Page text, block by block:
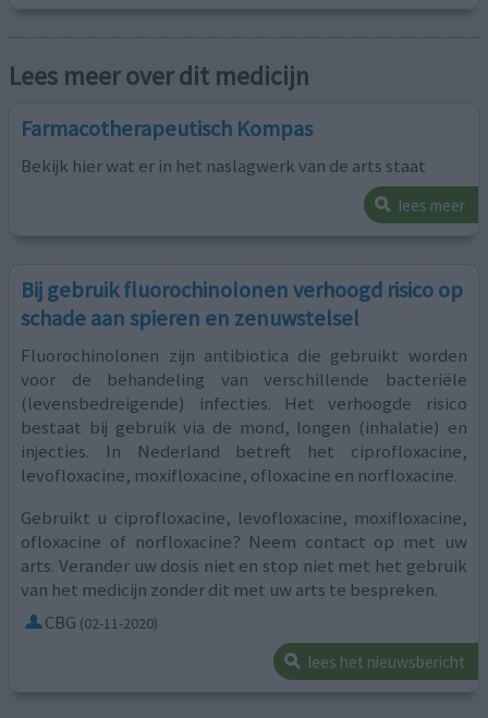
Lees meer over dit medicijn
Farmacotherapeutisch Kompas
Bekijk hier wat er in het naslagwerk van de arts staat
lees meer
Bij gebruik fluorochinolonen verhoogd risico op
schade aan spieren en zenuwstelsel
Fluorochinolonen zijn antibiotica die gebruikt worden
voor de behandeling van verschillende bacteriële
(levensbedreigende) infecties. Het verhoogde risico
bestaat bij gebruik via de mond, longen (inhalatie) en
injecties. In Nederland betreft het ciprofloxacine,
levofloxacine, moxifloxacine, ofloxacine en norfloxacine.
Gebruikt u ciprofloxacine, levofloxacine, moxifloxacine,
ofloxacine of norfloxacine? Neem contact op met uw
arts. Verander uw dosis niet en stop niet met het gebruik
van het medicijn zonder dit met uw arts te bespreken.
CBG (02-11-2020)
lees het nieuwsbericht